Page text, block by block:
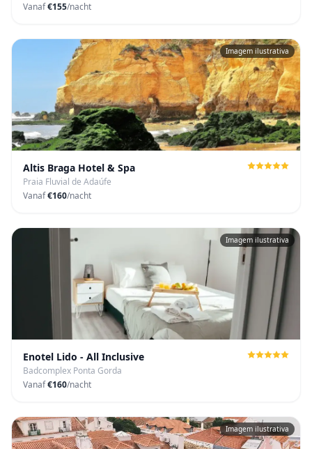
Vanaf€155/nacht
Imagem ilustrativa
Altis Braga Hotel & Spa
Praia Fluvial de Adaúfe
Vanaf€160/nacht
Imagem ilustrativa
Enotel Lido - All Inclusive
Badcomplex Ponta Gorda
Vanaf€160/nacht
Imagem ilustrativa